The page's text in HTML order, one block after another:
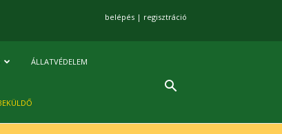
belépés | regisztráció
ÁLLATVÉDELEM